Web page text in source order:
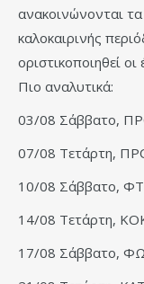
ανακοινώνονται τα
καλοκαιρινής
οριστικοποιηθεί
Πιο αναλυτικά:
03/08 Σάββατο,
07/08 Τετάρτη,
10/08 Σάββατο,
14/08 Τετάρτη,
17/08 Σάββατο,